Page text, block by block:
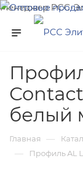
Менеджер РСС-
Напишите нам и
для Вас!
белый
Главная —
— Профиль AL